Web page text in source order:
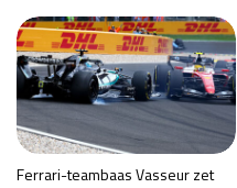
Ferrari-teambaas Vasseur zet